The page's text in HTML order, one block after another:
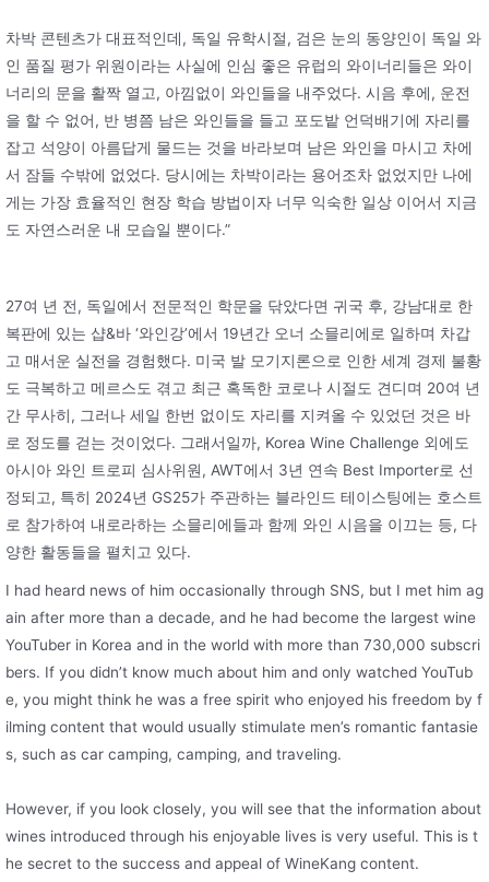
차박 콘텐츠가 대표적인데, 독일 유학시절, 검은 눈의 동양인이 독일 와
인 품질 평가 위원이라는 사실에 인심 좋은 유럽의 와이너리들은 와이
너리의 문을 활짝 열고, 아낌없이 와인들을 내주었다. 시음 후에, 운전
을 할 수 없어, 반 병쯤 남은 와인들을 들고 포도밭 언덕배기에 자리를
잡고 석양이 아름답게 물드는 것을 바라보며 남은 와인을 마시고 차에
서 잠들 수밖에 없었다. 당시에는 차박이라는 용어조차 없었지만 나에
게는 가장 효율적인 현장 학습 방법이자 너무 익숙한 일상 이어서 지금
도 자연스러운 내 모습일 뿐이다.”
27여 년 전, 독일에서 전문적인 학문을 닦았다면 귀국 후, 강남대로 한
복판에 있는 샵&바 ‘와인강’에서 19년간 오너 소믈리에로 일하며 차갑
고 매서운 실전을 경험했다. 미국 발 모기지론으로 인한 세계 경제 불황
도 극복하고 메르스도 겪고 최근 혹독한 코로나 시절도 견디며 20여 년
간 무사히, 그러나 세일 한번 없이도 자리를 지켜올 수 있었던 것은 바
로 정도를 걷는 것이었다. 그래서일까, Korea Wine Challenge 외에도
아시아 와인 트로피 심사위원, AWT에서 3년 연속 Best Importer로 선
정되고, 특히 2024년 GS25가 주관하는 블라인드 테이스팅에는 호스트
로 참가하여 내로라하는 소믈리에들과 함께 와인 시음을 이끄는 등, 다
양한 활동들을 펼치고 있다.
I had heard news of him occasionally through SNS, but I met him ag
ain after more than a decade, and he had become the largest wine
YouTuber in Korea and in the world with more than 730,000 subscri
bers. If you didn’t know much about him and only watched YouTub
e, you might think he was a free spirit who enjoyed his freedom by f
ilming content that would usually stimulate men’s romantic fantasie
s, such as car camping, camping, and traveling.
However, if you look closely, you will see that the information about
wines introduced through his enjoyable lives is very useful. This is t
he secret to the success and appeal of WineKang content.